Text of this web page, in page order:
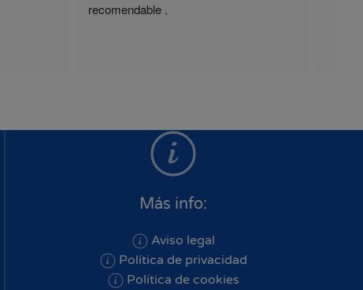
recomendable .
Más info:
Aviso legal
Política de privacidad
Política de cookies